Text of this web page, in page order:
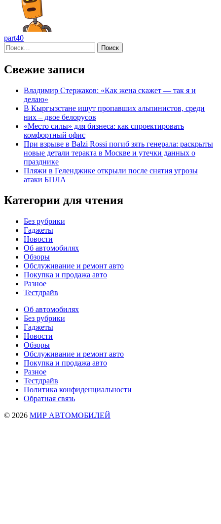
part40
Найти:
Свежие записи
Владимир Стержаков: «Как жена скажет — так я и
делаю»
В Кыргызстане ищут пропавших альпинистов, среди
них – двое белорусов
«Место силы» для бизнеса: как спроектировать
комфортный офис
При взрыве в Balzi Rossi погиб зять генерала: раскрыты
новые детали теракта в Москве и утечки данных о
празднике
Пляжи в Геленджике открыли после снятия угрозы
атаки БПЛА
Категории для чтения
Без рубрики
Гаджеты
Новости
Об автомобилях
Обзоры
Обслуживание и ремонт авто
Покупка и продажа авто
Разное
Тестдрайв
Об автомобилях
Без рубрики
Гаджеты
Новости
Обзоры
Обслуживание и ремонт авто
Покупка и продажа авто
Разное
Тестдрайв
Политика конфиденциальности
Обратная связь
© 2026 МИР АВТОМОБИЛЕЙ